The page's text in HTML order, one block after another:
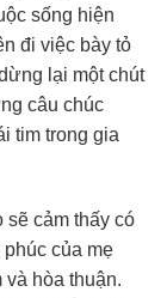
sống hiện
đi việc bày tỏ
lại một chút
câu chúc
tim trong gia
cảm thấy có
của mẹ
và hòa thuận.